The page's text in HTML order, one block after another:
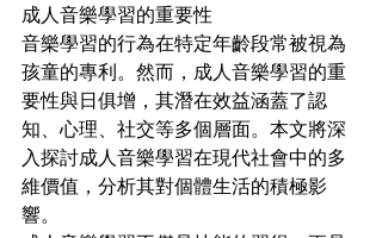
成人音樂學習的重要性
音樂學習的行為在特定年齡段常被視為
孩童的專利。然而，成人音樂學習的重
要性與日俱增，其潛在效益涵蓋了認
知、心理、社交等多個層面。本文將深
入探討成人音樂學習在現代社會中的多
維價值，分析其對個體生活的積極影
響。